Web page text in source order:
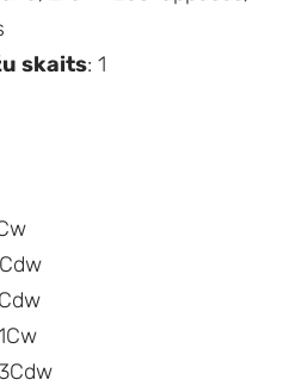
skaits: 1